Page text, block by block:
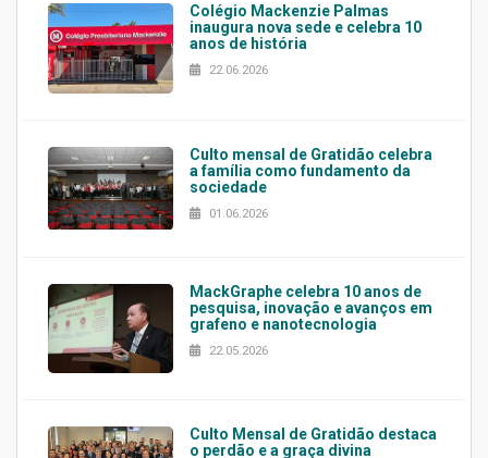
Colégio Mackenzie Palmas
inaugura nova sede e celebra 10
anos de história
22.06.2026
Culto mensal de Gratidão celebra
a família como fundamento da
sociedade
01.06.2026
MackGraphe celebra 10 anos de
pesquisa, inovação e avanços em
grafeno e nanotecnologia
22.05.2026
Culto Mensal de Gratidão destaca
o perdão e a graça divina